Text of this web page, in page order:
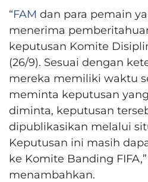
“FAM dan para pemain
menerima
keputusan Komite
(26/9). Sesuai dengan
mereka memiliki waktu
meminta keputusan
diminta, keputusan
dipublikasikan melalui
Keputusan ini masih
ke Komite Banding
menambahkan.